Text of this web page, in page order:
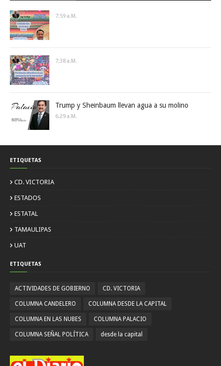
7:59 A.m.
7:38 A.m.
Trump y Sheinbaum llevan agua a su molino
6:29 A.m.
ETIQUETAS
CD. VICTORIA
ESTADOS
ESTATAL
TAMAULIPAS
UAT
ETIQUETAS
ACTIVIDADES DE GOBIERNO CD. VICTORIA
COLUMNA CANDELERO COLUMNA DESDE LA CAPITAL
COLUMNA EN LAS NUBES COLUMNA PALACIO
COLUMNA SEÑAL POLÍTICA desde la capital